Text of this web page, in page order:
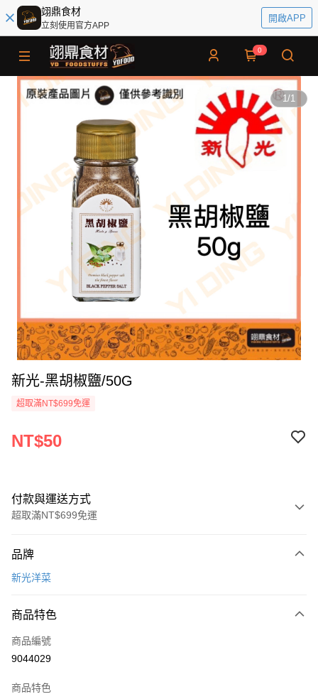
翊鼎食材
立刻使用官方APP
開啟APP
0
1/1
新光-黑胡椒鹽/50G
超取滿NT$699免運
NT$50
付款與運送方式
超取滿NT$699免運
信用卡一次付款
運送方式
• 付款後全家取貨
• 付款後7-11取貨
品牌
新光洋菜
商品特色
商品編號
9044029
商品特色